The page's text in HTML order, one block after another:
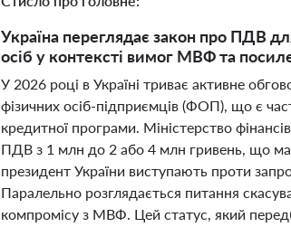
Україна переглядає закон про ПДВ
осіб у контексті вимог МВФ та
У 2026 році в Україні триває активне
фізичних осіб-підприємців (ФОП), що є
кредитної програми. Міністерство
ПДВ з 1 млн до 2 або 4 млн гривень, що
президент України виступають проти
Паралельно розглядається питання
компромісу з МВФ. Цей статус, який